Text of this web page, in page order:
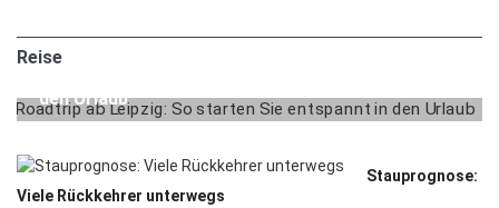
Reise
REISE 2. MAI 2025
den Urlaub
Stauprognose:
Viele Rückkehrer unterwegs